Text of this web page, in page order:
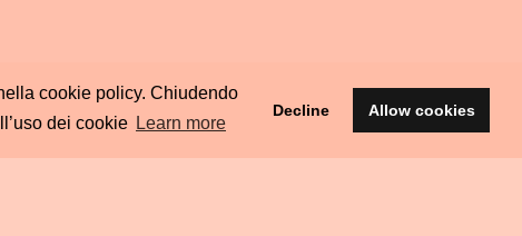
cookie policy. Chiudendo
dei cookie Learn more
Decline Allow cookies